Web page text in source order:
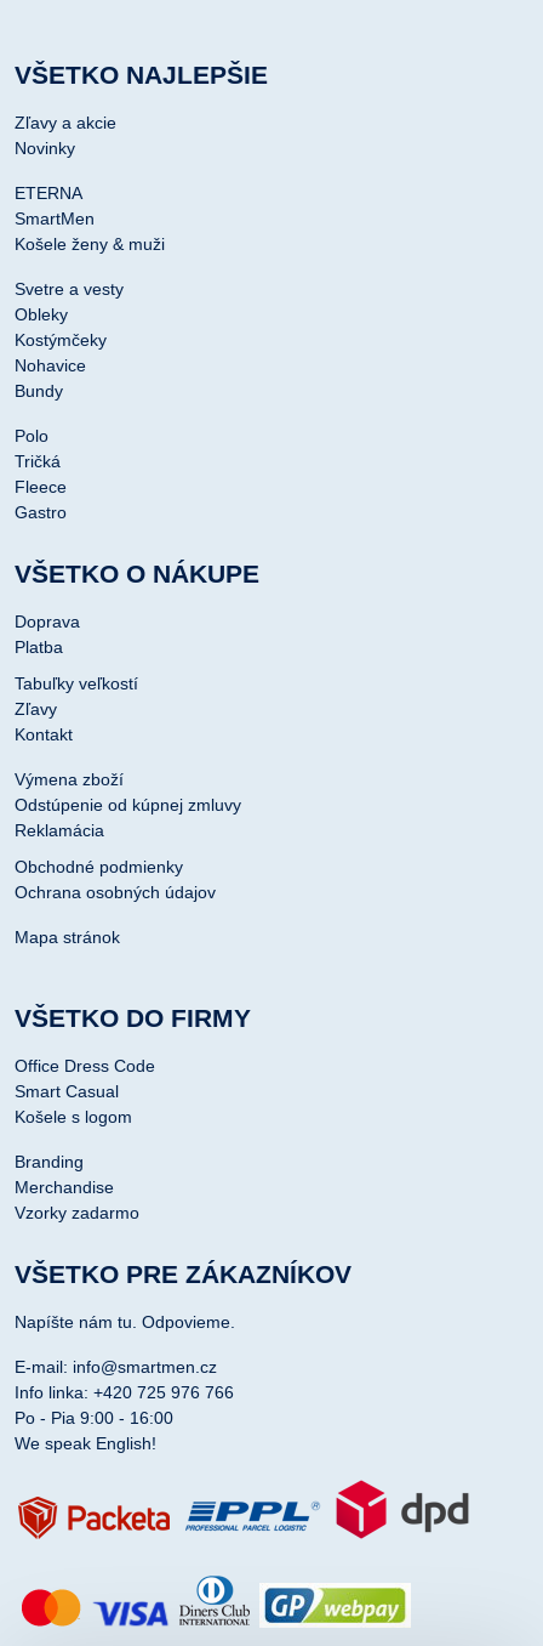
VŠETKO NAJLEPŠIE
Zľavy a akcie
Novinky
ETERNA
SmartMen
Košele ženy & muži
Svetre a vesty
Obleky
Kostýmčeky
Nohavice
Bundy
Polo
Tričká
Fleece
Gastro
VŠETKO O NÁKUPE
Doprava
Platba
Tabuľky veľkostí
Zľavy
Kontakt
Výmena zboží
Odstúpenie od kúpnej zmluvy
Reklamácia
Obchodné podmienky
Ochrana osobných údajov
Mapa stránok
VŠETKO DO FIRMY
Office Dress Code
Smart Casual
Košele s logom
Branding
Merchandise
Vzorky zadarmo
VŠETKO PRE ZÁKAZNÍKOV
Napíšte nám tu. Odpovieme.
E-mail: info@smartmen.cz
Info linka: +420 725 976 766
Po - Pia 9:00 - 16:00
We speak English!